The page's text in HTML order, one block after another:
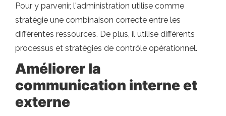
Pour y parvenir, l'administration utilise comme
stratégie une combinaison correcte entre les
différentes ressources. De plus, il utilise différents
processus et stratégies de contrôle opérationnel.
Améliorer la
communication interne et
externe